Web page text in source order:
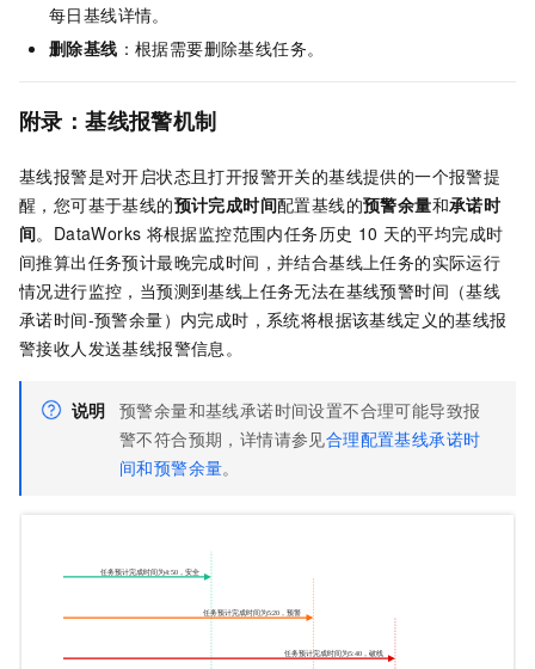
每日基线详情。
删除基线 ：根据需要删除基线任务。
附录：基线报警机制
基线报警是对开启状态且打开报警开关的基线提供的一个报警提
醒，您可基于基线的预计完成时间配置基线的预警余量和承诺时
间。DataWorks 将根据监控范围内任务历史 10 天的平均完成时
间推算出任务预计最晚完成时间，并结合基线上任务的实际运行
情况进行监控，当预测到基线上任务无法在基线预警时间（基线
承诺时间-预警余量）内完成时，系统将根据该基线定义的基线报
警接收人发送基线报警信息。
说明 预警余量和基线承诺时间设置不合理可能导致报
警不符合预期 ，详情请参见合理配置基线承诺时
间和预警余量。